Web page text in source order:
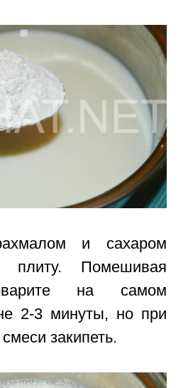
и сахаром
плиту. Помешивая
на самом
2-3 минуты, но при
закипеть.